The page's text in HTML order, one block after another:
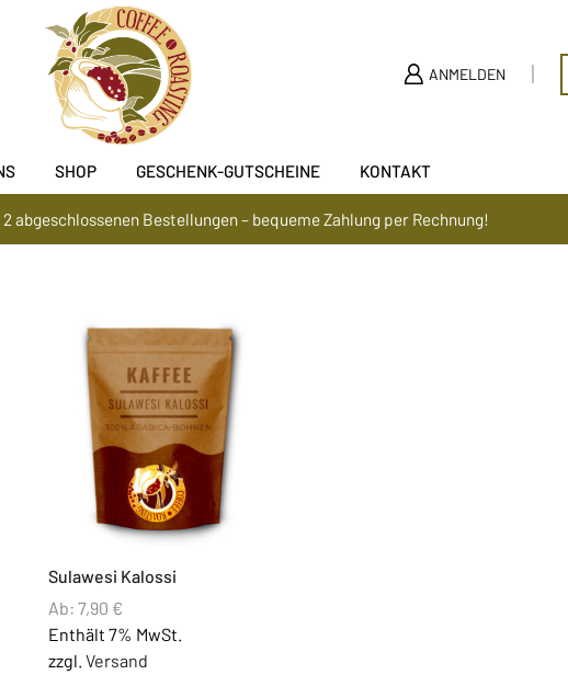
ANMELDEN
SHOP GESCHENK-GUTSCHEINE KONTAKT
abgeschlossenen Bestellungen – bequeme Zahlung per Rechnung!
Sulawesi Kalossi
Ab: 7,90 €
Enthält 7% MwSt.
zzgl. Versand